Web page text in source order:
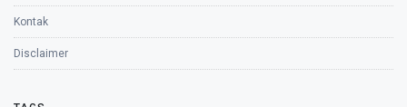
Kontak
Disclaimer